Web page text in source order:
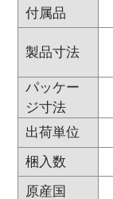
付属品
製品寸法
パッケー
ジ寸法
出荷単位
梱入数
原産国